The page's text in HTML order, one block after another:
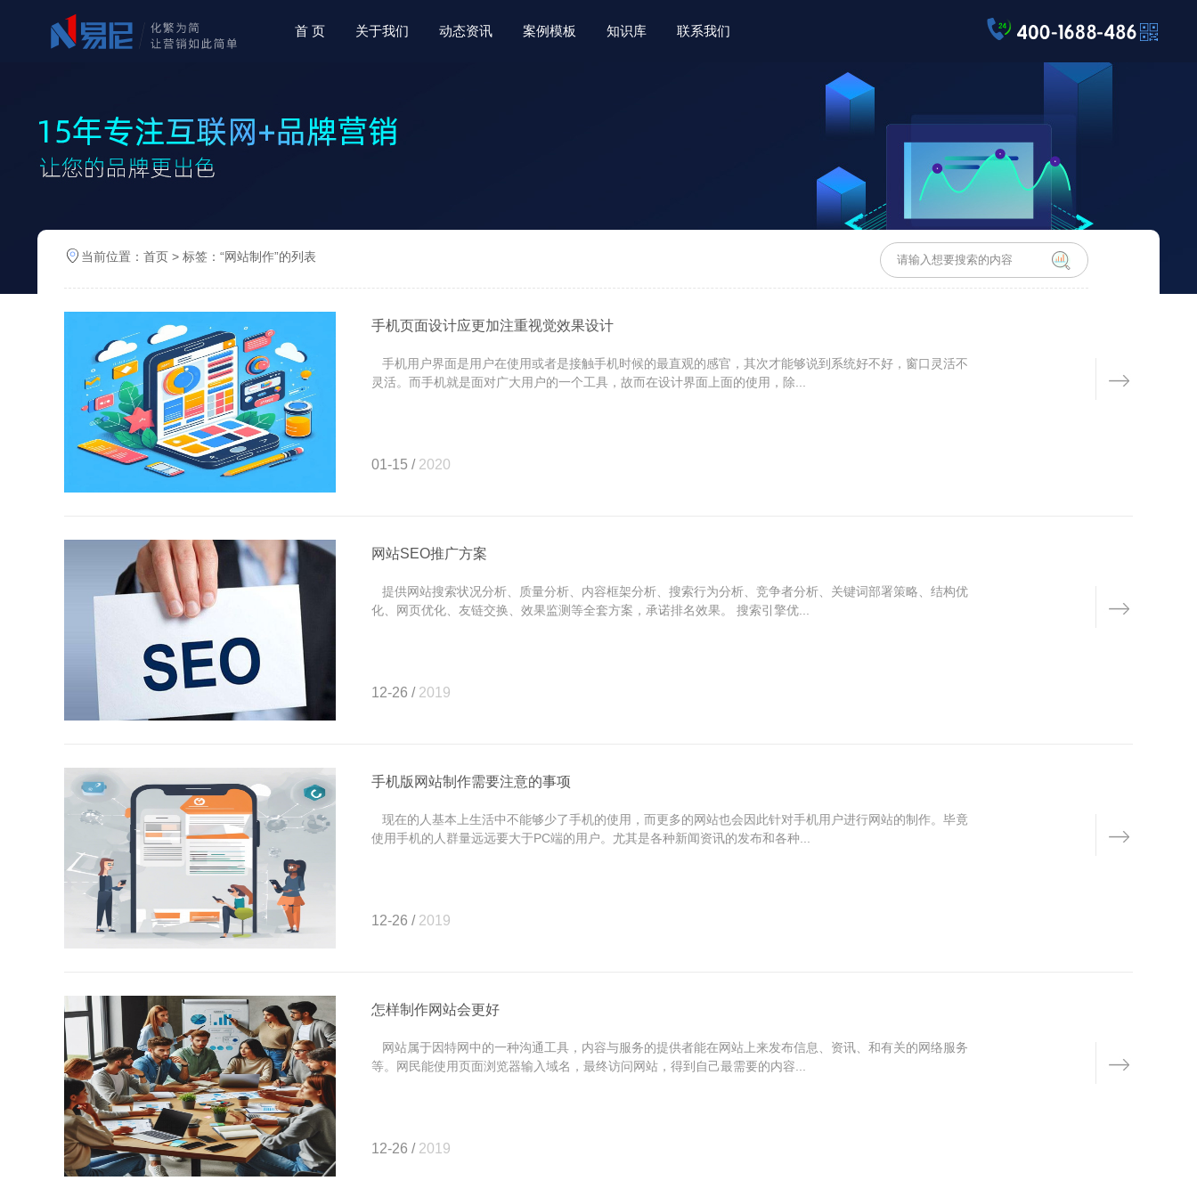
首 页 关于我们 动态资讯 案例模板 知识库 联系我们
当前位置： 首页 > 标签：“网站制作”的列表
手机页面设计应更加注重视觉效果设计
手机用户界面是用户在使用或者是接触手机时候的最直观的感官，其次才能够说到系统好不好，窗口灵活不
灵活。而手机就是面对广大用户的一个工具，故而在设计界面上面的使用，除...
01-15 /2020
网站SEO推广方案
提供网站搜索状况分析、质量分析、内容框架分析、搜索行为分析、竞争者分析、关键词部署策略、结构优
化、网页优化、友链交换、效果监测等全套方案，承诺排名效果。 搜索引擎优...
12-26 /2019
手机版网站制作需要注意的事项
现在的人基本上生活中不能够少了手机的使用，而更多的网站也会因此针对手机用户进行网站的制作。毕竟
使用手机的人群量远远要大于PC端的用户。尤其是各种新闻资讯的发布和各种...
12-26 /2019
怎样制作网站会更好
网站属于因特网中的一种沟通工具，内容与服务的提供者能在网站上来发布信息、资讯、和有关的网络服务
等。网民能使用页面浏览器输入域名，最终访问网站，得到自己最需要的内容...
12-26 /2019